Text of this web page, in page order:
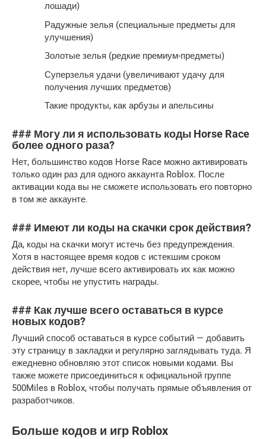
лошади)
Радужные зелья (специальные предметы для
улучшения)
Золотые зелья (редкие премиум-предметы)
Суперзелья удачи (увеличивают удачу для
получения лучших предметов)
Такие продукты, как арбузы и апельсины
### Могу ли я использовать коды Horse Race
более одного раза?
Нет, большинство кодов Horse Race можно активировать
только один раз для одного аккаунта Roblox. После
активации кода вы не сможете использовать его повторно
в том же аккаунте.
### Имеют ли коды на скачки срок действия?
Да, коды на скачки могут истечь без предупреждения.
Хотя в настоящее время кодов с истекшим сроком
действия нет, лучше всего активировать их как можно
скорее, чтобы не упустить награды.
### Как лучше всего оставаться в курсе
новых кодов?
Лучший способ оставаться в курсе событий — добавить
эту страницу в закладки и регулярно заглядывать туда. Я
ежедневно обновляю этот список новыми кодами. Вы
также можете присоединиться к официальной группе
500Miles в Roblox, чтобы получать прямые объявления от
разработчиков.
Больше кодов и игр Roblox